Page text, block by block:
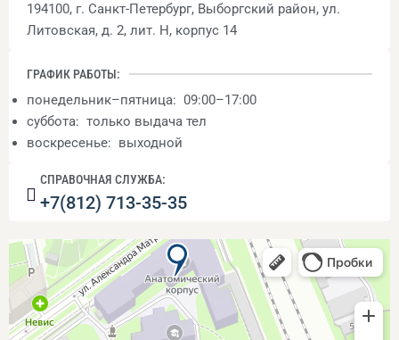
194100, г. Санкт-Петербург, Выборгский район, ул.
Литовская, д. 2, лит. Н, корпус 14
ГРАФИК РАБОТЫ:
понедельник–пятница: 09:00–17:00
суббота: только выдача тел
воскресенье: выходной
СПРАВОЧНАЯ СЛУЖБА:
+7(812) 713-35-35